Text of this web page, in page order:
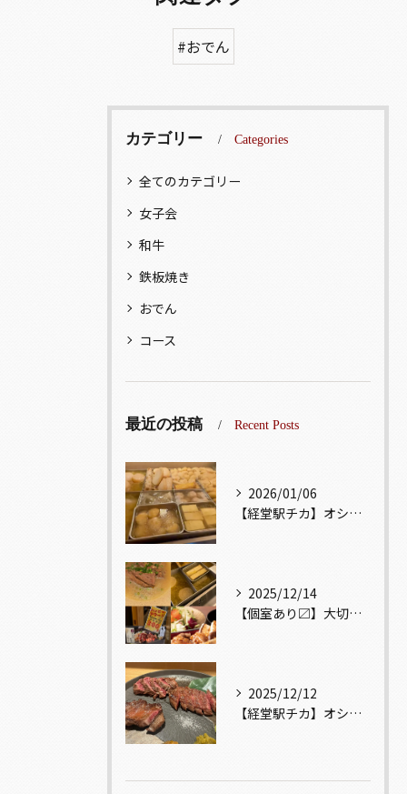
#おでん
カテゴリー Categories
全てのカテゴリー
女子会
和牛
鉄板焼き
おでん
コース
最近の投稿 Recent Posts
2026/01/06
【経堂駅チカ】オシャレ居酒屋🏮出汁が美味しいおでんがオススメ...
2025/12/14
【個室あり〼】大切な記念日、お祝い事でのご来店ぜひお待ちして...
2025/12/12
【経堂駅チカ】オシャレ居酒屋🏮自慢のお肉が楽しめる🐃お得なコ...